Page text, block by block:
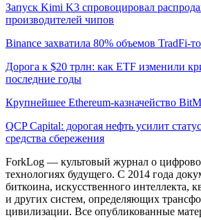
Запуск Kimi K3 спровоцировал
производителей чипов
Binance захватила 80% объемов TradFi-
Дорога к $20 трлн: как ETF изменили
последние годы
Крупнейшее Ethereum-казначейство
QCP Capital: дорогая нефть усилит
средства сбережения
ForkLog — культовый журнал о
технологиях будущего. С 2014 года
биткоина, искусственного интеллекта,
и других систем, определяющих
цивилизации. Все опубликованные